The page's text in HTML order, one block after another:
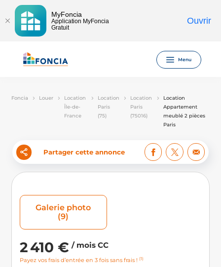
MyFoncia
Application MyFoncia
Gratuit
Ouvrir
Menu
Foncia Louer
Location
Île-de-
France
Location
Paris
(75)
Location
Paris
(75016)
Location
Appartement
meublé 2 pièces
Paris
Partager cette annonce
Galerie photo
(9)
2 410 € / mois CC
Payez vos frais d’entrée en 3 fois sans frais ! (1)